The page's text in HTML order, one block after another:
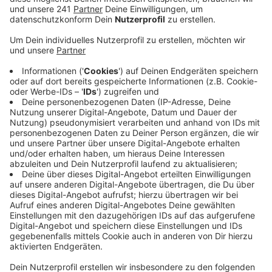
erst Ende nächster Woche wieder aufgehoben
werden.
Veröffentlicht:Samstag, 07.06.2025 14:01
Anzeige
Arbeiten schneller erledigt als gedacht
Anzeige
Aber laut Autobahn GmbH gingen die Arbeiten deutlich
schneller voran, vor allem weil mehr Personal und
Material eingesetzt wurde. Und auch das Wetter hat
mitgespielt. Deshalb ist die A565 ab heute Abend 20
Uhr wieder frei. Es wurden Teile der Nordseite